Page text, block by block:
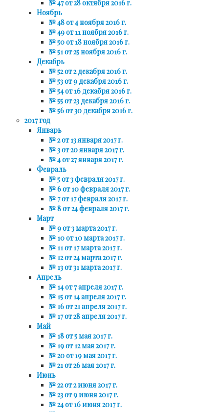
№ 47 от 28 октября 2016 г.
Ноябрь
№ 48 от 4 ноября 2016 г.
№ 49 от 11 ноября 2016 г.
№ 50 от 18 ноября 2016 г.
№ 51 от 25 ноября 2016 г.
Декабрь
№ 52 от 2 декабря 2016 г.
№ 53 от 9 декабря 2016 г.
№ 54 от 16 декабря 2016 г.
№ 55 от 23 декабря 2016 г.
№ 56 от 30 декабря 2016 г.
2017 год
Январь
№ 2 от 13 января 2017 г.
№ 3 от 20 января 2017 г.
№ 4 от 27 января 2017 г.
Февраль
№ 5 от 3 февраля 2017 г.
№ 6 от 10 февраля 2017 г.
№ 7 от 17 февраля 2017 г.
№ 8 от 24 февраля 2017 г.
Март
№ 9 от 3 марта 2017 г.
№ 10 от 10 марта 2017 г.
№ 11 от 17 марта 2017 г.
№ 12 от 24 марта 2017 г.
№ 13 от 31 марта 2017 г.
Апрель
№ 14 от 7 апреля 2017 г.
№ 15 от 14 апреля 2017 г.
№ 16 от 21 апреля 2017 г.
№ 17 от 28 апреля 2017 г.
Май
№ 18 от 5 мая 2017 г.
№ 19 от 12 мая 2017 г.
№ 20 от 19 мая 2017 г.
№ 21 от 26 мая 2017 г.
Июнь
№ 22 от 2 июня 2017 г.
№ 23 от 9 июня 2017 г.
№ 24 от 16 июня 2017 г.